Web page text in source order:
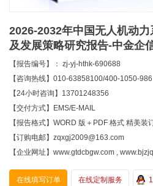
2026-2032年中国无人机动
及发展策略研究报告-中金企
【报告编号】： zj-yj-hthk-690688
【咨询热线】010-63858100/400-1050-986
【24小时咨询】13701248356
【交付方式】EMS/E-MAIL
【报告格式】WORD 版＋PDF 格式 精美装
【订购电邮】zqxgj2009@163.com
【企业网址】www.gtdcbgw.com ,
在线填写订单 在线定制服务